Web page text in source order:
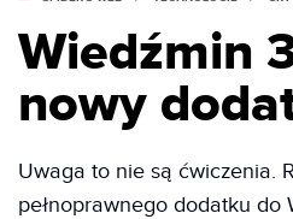
Wiedźmin
nowy
Uwaga to nie są ćwiczenia.
pełnoprawnego dodatku do